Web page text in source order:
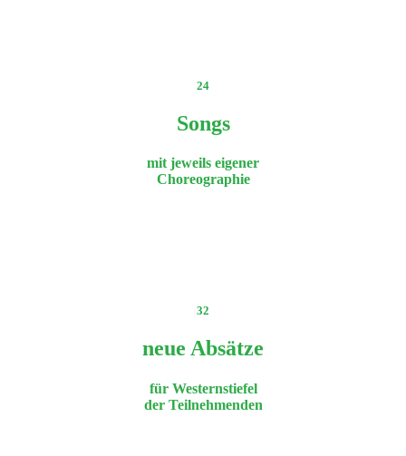
24
Songs
mit jeweils eigener
Choreographie
32
neue Absätze
für Westernstiefel
der Teilnehmenden